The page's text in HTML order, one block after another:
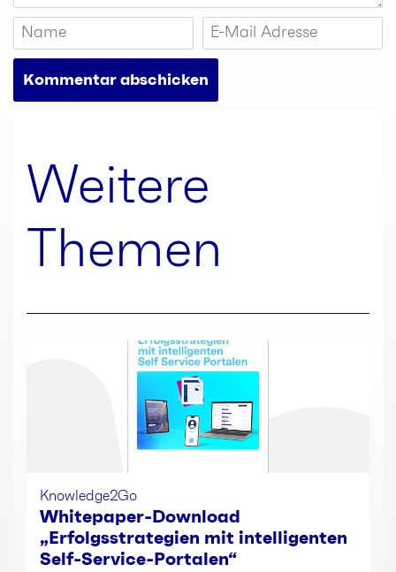
Weitere
Themen
Knowledge2Go
Whitepaper-Download
„Erfolgsstrategien mit intelligenten
Self-Service-Portalen“